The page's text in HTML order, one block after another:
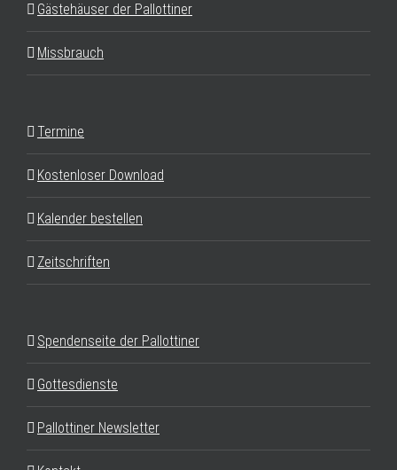
Gästehäuser der Pallottiner
Missbrauch
Termine
Kostenloser Download
Kalender bestellen
Zeitschriften
Spendenseite der Pallottiner
Gottesdienste
Pallottiner Newsletter